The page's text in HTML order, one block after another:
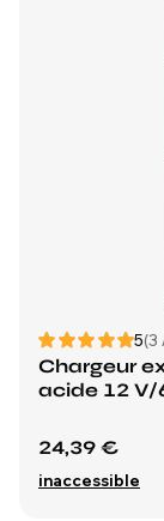
5(3
Chargeur
acide 12 V/
24,39 €
inaccessible